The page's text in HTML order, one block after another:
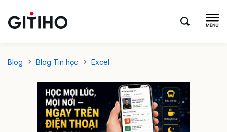
Blog Blog Tin học Excel